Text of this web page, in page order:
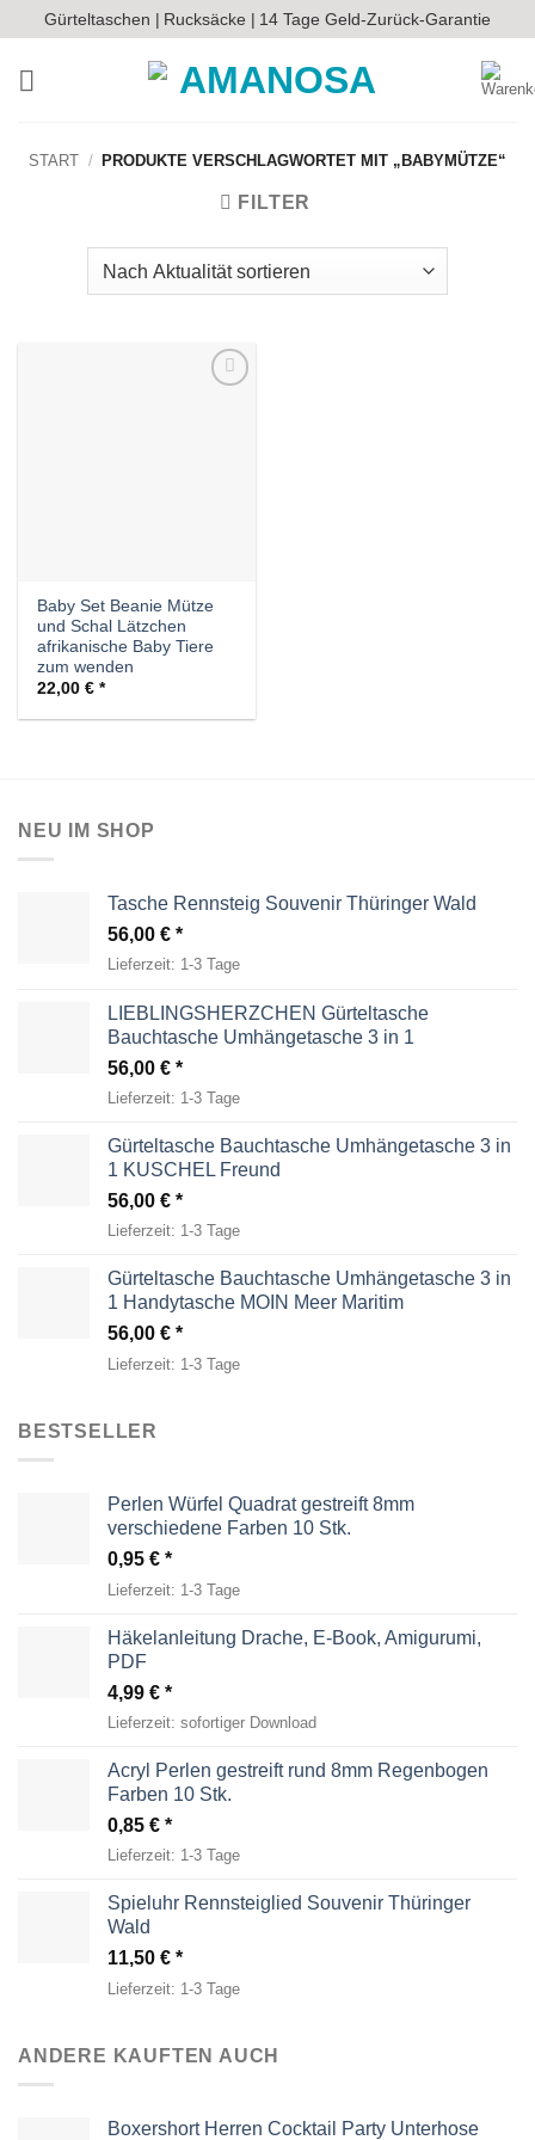
Inhalt
springen
Gürteltaschen | Rucksäcke | 14 Tage Geld-Zurück-Garantie
START / PRODUKTE VERSCHLAGWORTET MIT „BABYMÜTZE“
FILTER
Baby Set Beanie Mütze
und Schal Lätzchen
afrikanische Baby Tiere
zum wenden
22,00€
NEU IM SHOP
Tasche Rennsteig Souvenir Thüringer Wald
56,00 €
Lieferzeit: 1-3 Tage
LIEBLINGSHERZCHEN Gürteltasche
Bauchtasche Umhängetasche 3 in 1
56,00 €
Lieferzeit: 1-3 Tage
Gürteltasche Bauchtasche Umhängetasche 3 in
1 KUSCHEL Freund
56,00 €
Lieferzeit: 1-3 Tage
Gürteltasche Bauchtasche Umhängetasche 3 in
1 Handytasche MOIN Meer Maritim
56,00 €
Lieferzeit: 1-3 Tage
BESTSELLER
Perlen Würfel Quadrat gestreift 8mm
verschiedene Farben 10 Stk.
0,95 €
Lieferzeit: 1-3 Tage
Häkelanleitung Drache, E-Book, Amigurumi,
PDF
4,99 €
Lieferzeit: sofortiger Download
Acryl Perlen gestreift rund 8mm Regenbogen
Farben 10 Stk.
0,85 €
Lieferzeit: 1-3 Tage
Spieluhr Rennsteiglied Souvenir Thüringer
Wald
11,50 €
Lieferzeit: 1-3 Tage
ANDERE KAUFTEN AUCH
Boxershort Herren Cocktail Party Unterhose